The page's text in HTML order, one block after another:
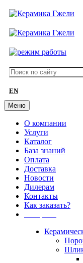
EN
Меню
О компании
Услуги
Каталог
База знаний
Оплата
Доставка
Новости
Дилерам
Контакты
Как заказать?